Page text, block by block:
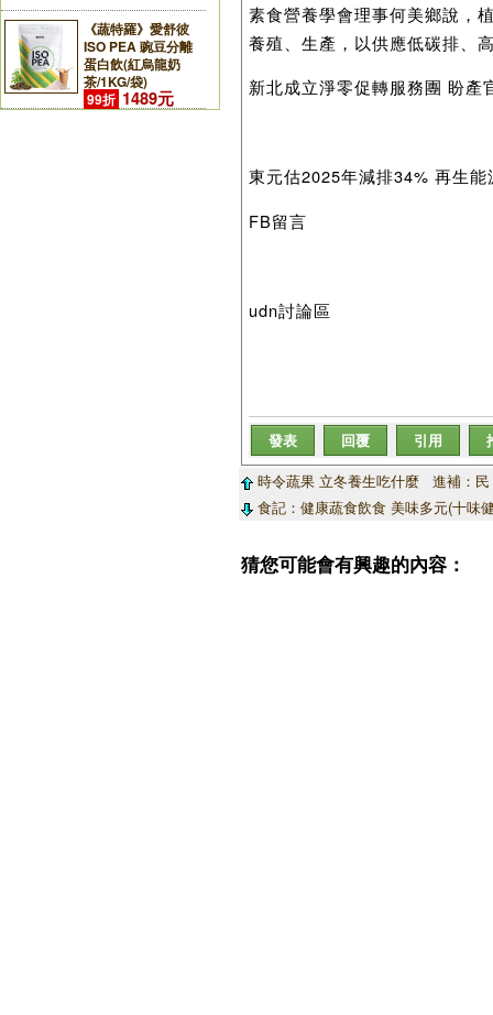
《蔬特羅》愛舒彼
ISO PEA 豌豆分離
蛋白飲(紅烏龍奶
茶/1KG/袋)
99折 1489元
素食營養學會理事何美鄉說，
養殖、生產，以供應低碳排、
新北成立淨零促轉服務團 盼產
東元估2025年減排34% 再生
FB留言
udn討論區
發表 回覆 引用
時令蔬果 立冬養生吃什麼 進補：民
食記：健康蔬食飲食 美味多元(十味
猜您可能會有興趣的內容：